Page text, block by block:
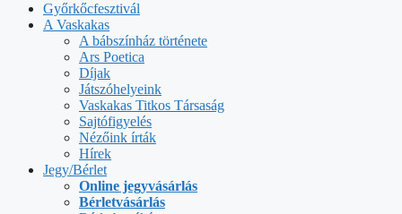
Győrkőcfesztivál
A Vaskakas
A bábszínház története
Ars Poetica
Díjak
Játszóhelyeink
Vaskakas Titkos Társaság
Sajtófigyelés
Nézőink írták
Hírek
Jegy/Bérlet
Online jegyvásárlás
Bérletvásárlás